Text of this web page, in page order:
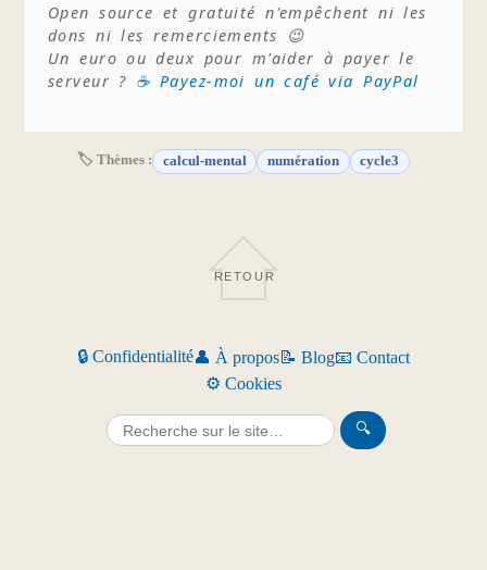
Open source et gratuité n'empêchent ni les
dons ni les remerciements 😉
Un euro ou deux pour m'aider à payer le
serveur ? ☕ Payez-moi un café via PayPal
🏷 Thèmes : calcul-mental numération cycle3
RETOUR
🔒 Confidentialité👤 À propos📝 Blog📧 Contact
⚙️ Cookies
🔍